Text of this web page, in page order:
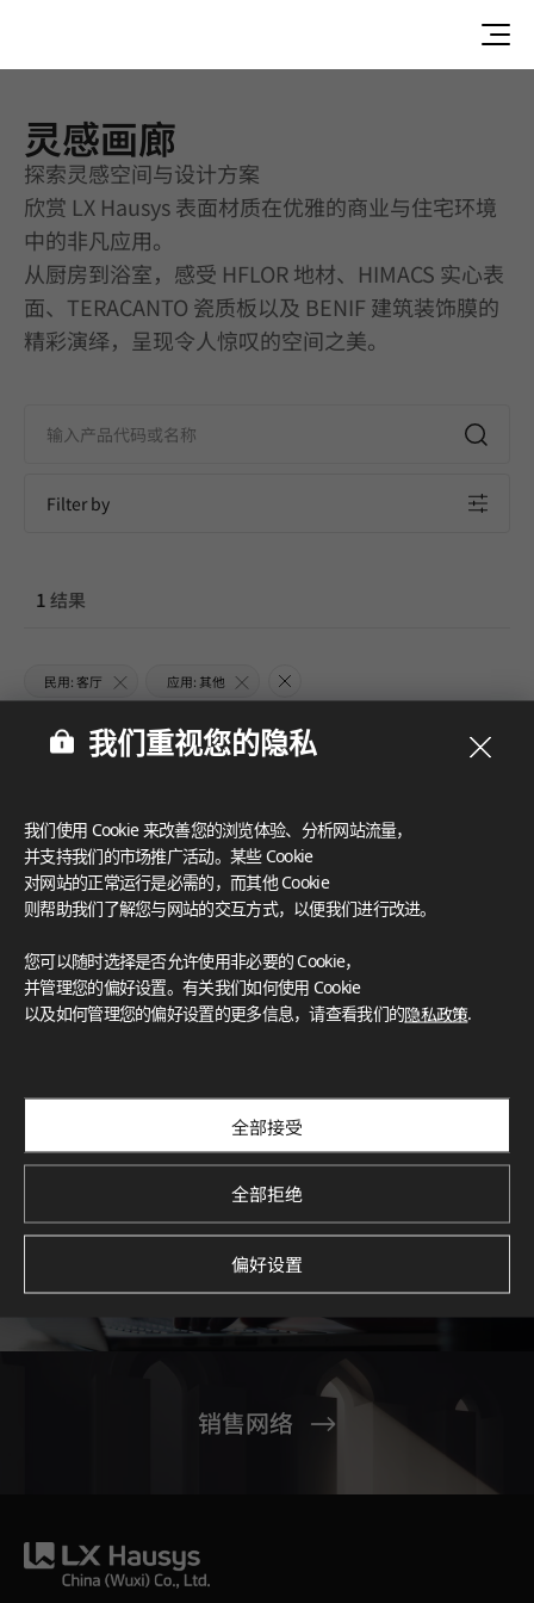
灵感画廊 | Others | Application
灵感画廊
探索灵感空间与设计方案
欣赏 LX Hausys 表面材质在优雅的商业与住宅环境
中的非凡应用。
从厨房到浴室，感受 HFLOR 地材、HIMACS 实心表
面、TERACANTO 瓷质板以及 BENIF 建筑装饰膜的
精彩演绎，呈现令人惊叹的空间之美。
Filter by
1结果
民用: 客厅 应用: 其他
联系我们
销售网络
我们重视您的隐私
我们使用 Cookie 来改善您的浏览体验、分析网站流量，
并支持我们的市场推广活动。某些 Cookie
对网站的正常运行是必需的，而其他 Cookie
则帮助我们了解您与网站的交互方式，以便我们进行改进。
您可以随时选择是否允许使用非必要的 Cookie，
并管理您的偏好设置。有关我们如何使用 Cookie
以及如何管理您的偏好设置的更多信息，请查看我们的隐私政策.
全部接受
全部拒绝
偏好设置